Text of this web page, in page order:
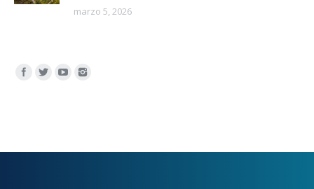
marzo 5, 2026
Encuéntranos en: